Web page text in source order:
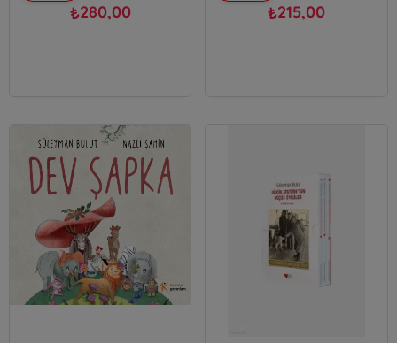
₺280,00 ₺215,00